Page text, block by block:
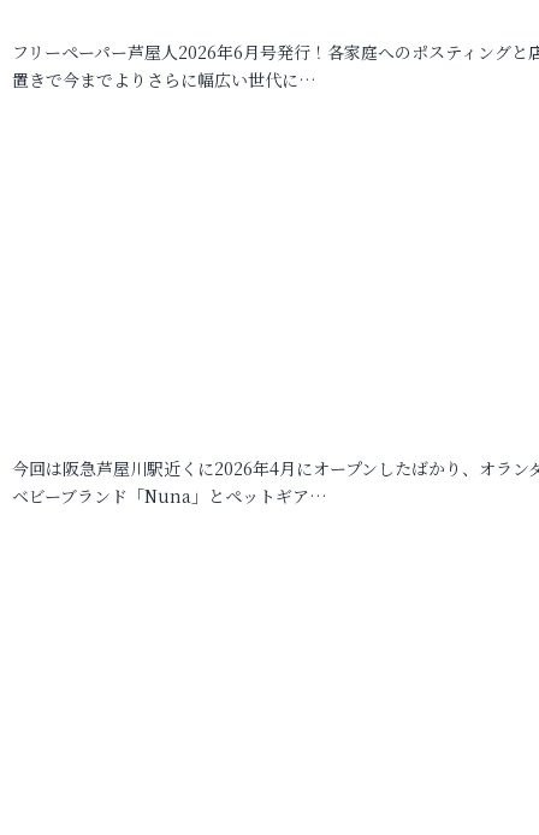
フリーペーパー芦屋人2026年6月号発行！各家庭へのポスティングと
置きで今までよりさらに幅広い世代に…
今回は阪急芦屋川駅近くに2026年4月にオープンしたばかり、オラン
ベビーブランド「Nuna」とペットギア…